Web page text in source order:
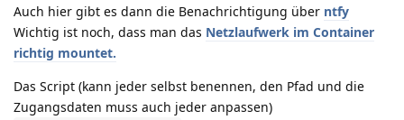
Auch hier gibt es dann die Benachrichtigung über ntfy
Wichtig ist noch, dass man das Netzlaufwerk im Container
richtig mountet.
Das Script (kann jeder selbst benennen, den Pfad und die
Zugangsdaten muss auch jeder anpassen)